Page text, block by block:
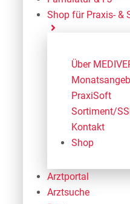
Shop für Praxis- &
Über
PraxiSoft
Sortiment/
Kontakt
Shop
Arztportal
Arztsuche